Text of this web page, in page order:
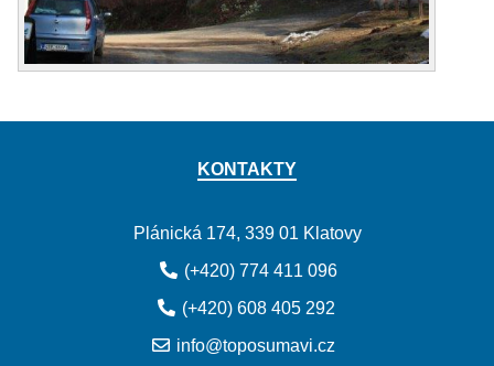
KONTAKTY
Plánická 174, 339 01 Klatovy
(+420) 774 411 096
(+420) 608 405 292
info@toposumavi.cz